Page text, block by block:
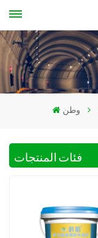
وطن
فئات المنتجات